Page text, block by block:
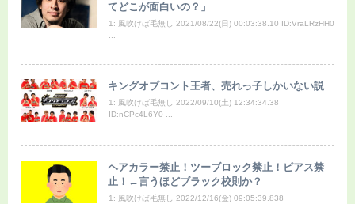
てどこが面白いの？」
1: 風吹けば毛無し 2021/08/22(日) 00:03:38.10 ID:VraLRzHH0
キングオブコント王者、売れっ子しかいない説
1: 風吹けば毛無し 2022/09/10(土) 12:34:34.38
ID:nCPc4L6Y0 ...
ヘアカラー禁止！ツーブロック禁止！ピアス禁
止！←言うほどブラック校則か？
1: 風吹けば毛無し 2022/12/16(金) 09:05:39.838